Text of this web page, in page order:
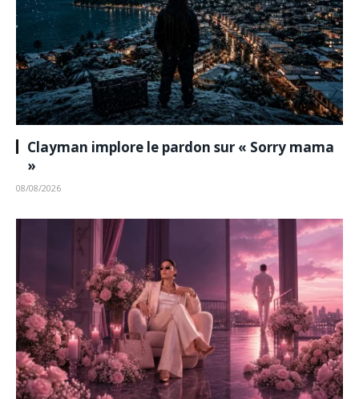
Clayman implore le pardon sur « Sorry mama
»
08/08/2026